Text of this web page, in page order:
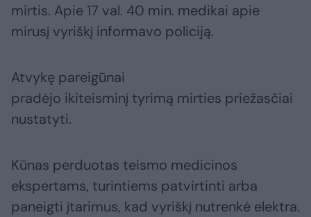
mirtis. Apie 17 val. 40 min. medikai apie
mirusį vyriškį informavo policiją.
Atvykę pareigūnai
pradėjo ikiteisminį tyrimą mirties priežasčiai
nustatyti.
Kūnas perduotas teismo medicinos
ekspertams, turintiems patvirtinti arba
paneigti įtarimus, kad vyriškį nutrenkė elektra.